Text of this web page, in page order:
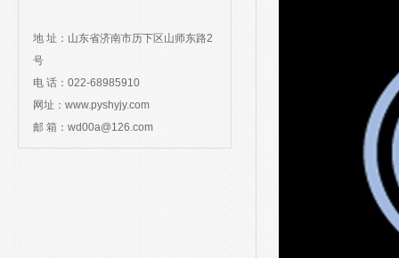
地 址：山东省济南市历下区山师东路2
号
电 话：022-68985910
网址：www.pyshyjy.com
邮 箱： wd00a@126.com